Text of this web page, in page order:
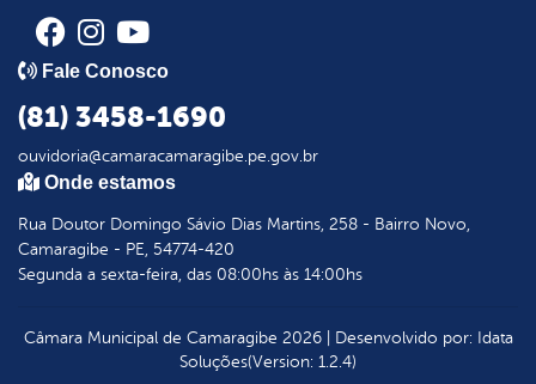
Fale Conosco
(81) 3458-1690
ouvidoria@camaracamaragibe.pe.gov.br
Onde estamos
Rua Doutor Domingo Sávio Dias Martins, 258 - Bairro Novo,
Camaragibe - PE, 54774-420
Segunda a sexta-feira, das 08:00hs às 14:00hs
Câmara Municipal de Camaragibe 2026| Desenvolvido por: Idata
Soluções(Version: 1.2.4)